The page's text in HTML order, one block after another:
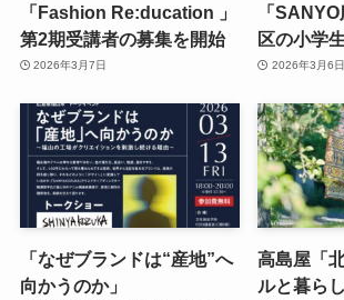
「Fashion Re:ducation 」
第2期受講者の募集を開始
2026年3月7日
「
区の小学
2026年3月6日
「なぜブランドは“産地”へ
向かうのか」
高島屋「
ルと暮ら